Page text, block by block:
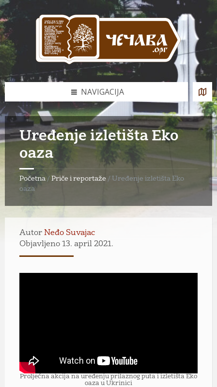
Skip
to
content
Skip
to
left
sidebar
Skip
to
footer
NAVIGACIJA
Uređenje izletišta Eko
oaza
Početna / Priče i reportaže / Uređenje izletišta Eko
oaza
Autor Neđo Suvajac
Objavljeno 13. april 2021.
Proljećna akcija na uređenju prilaznog puta i izletišta Eko
oaza u Ukrinici